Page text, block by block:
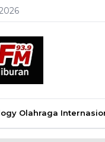
Olahraga